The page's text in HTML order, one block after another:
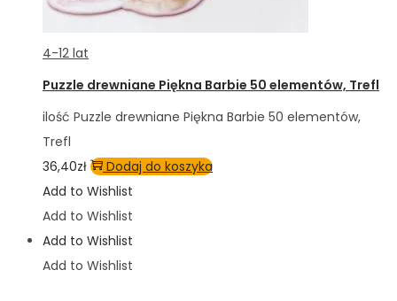
4-12 lat
Puzzle drewniane Piękna Barbie 50 elementów, Trefl
ilość Puzzle drewniane Piękna Barbie 50 elementów,
Trefl
36,40zł
Dodaj do koszyka
Add to Wishlist
Add to Wishlist
Add to Wishlist
Add to Wishlist